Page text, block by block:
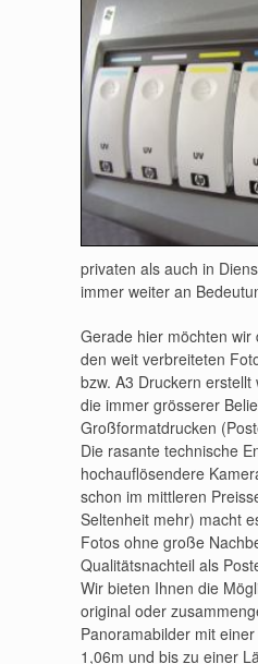
privaten als auch in
immer weiter an
Gerade hier möchten wir
den weit verbreiteten
bzw. A3 Druckern
die immer grösserer
Großformatdrucken
Die rasante technische
hochauflösendere
schon im mittleren
Seltenheit mehr) macht
Fotos ohne große
Qualitätsnachteil als
Wir bieten Ihnen die
original oder
Panoramabilder mit
1,06m und bis zu einer